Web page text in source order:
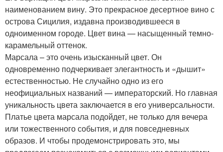
наименованием вину. Это прекрасное десертное вино с
острова Сицилия, издавна производившееся в
одноименном городе. Цвет вина — насыщенный темно-
карамельный оттенок.
Марсала – это очень изысканный цвет. Он
одновременно подчеркивает элегантность и «дышит»
естественностью. Не случайно одно из его
неофициальных названий — императорский. Но главная
уникальность цвета заключается в его универсальности.
Платье цвета марсала подойдет, не только для вечера
или тожественного события, и для повседневных
образов. И чтобы продемонстрировать это, мы